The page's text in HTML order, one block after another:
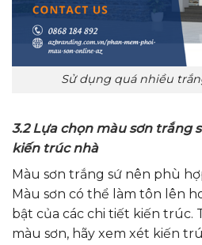
Sử dụng quá nhiều
3.2 Lựa chọn màu sơn trắng
kiến trúc nhà
Màu sơn trắng sứ nên phù
Màu sơn có thể làm tôn lên
bật của các chi tiết kiến trúc.
màu sơn, hãy xem xét kiến